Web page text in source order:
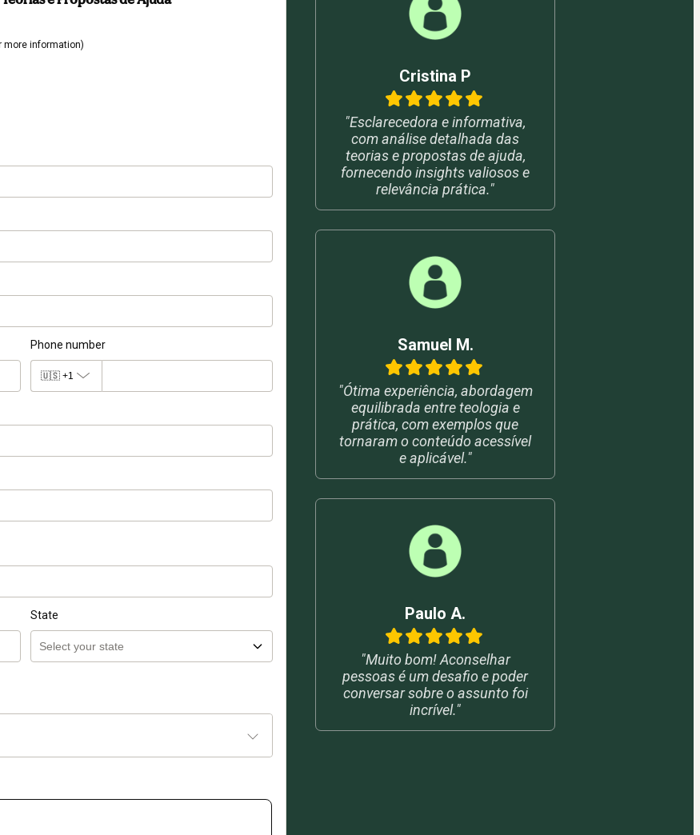
more information)
Phone number
🇺🇸 +1
State
Cristina P
"Esclarecedora e informativa,
com análise detalhada das
teorias e propostas de ajuda,
fornecendo insights valiosos e
relevância prática."
Samuel M.
"Ótima experiência, abordagem
equilibrada entre teologia e
prática, com exemplos que
tornaram o conteúdo acessível
e aplicável."
Paulo A.
"Muito bom! Aconselhar
pessoas é um desafio e poder
conversar sobre o assunto foi
incrível."